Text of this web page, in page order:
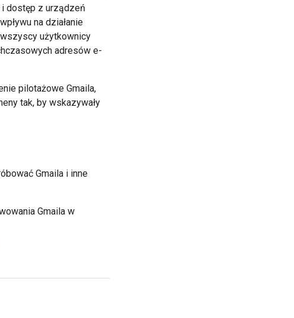
i dostęp z urządzeń
na działanie
użytkownicy
adresów e-
pilotażowe Gmaila,
tak, by wskazywały
Gmaila i inne
Gmaila w